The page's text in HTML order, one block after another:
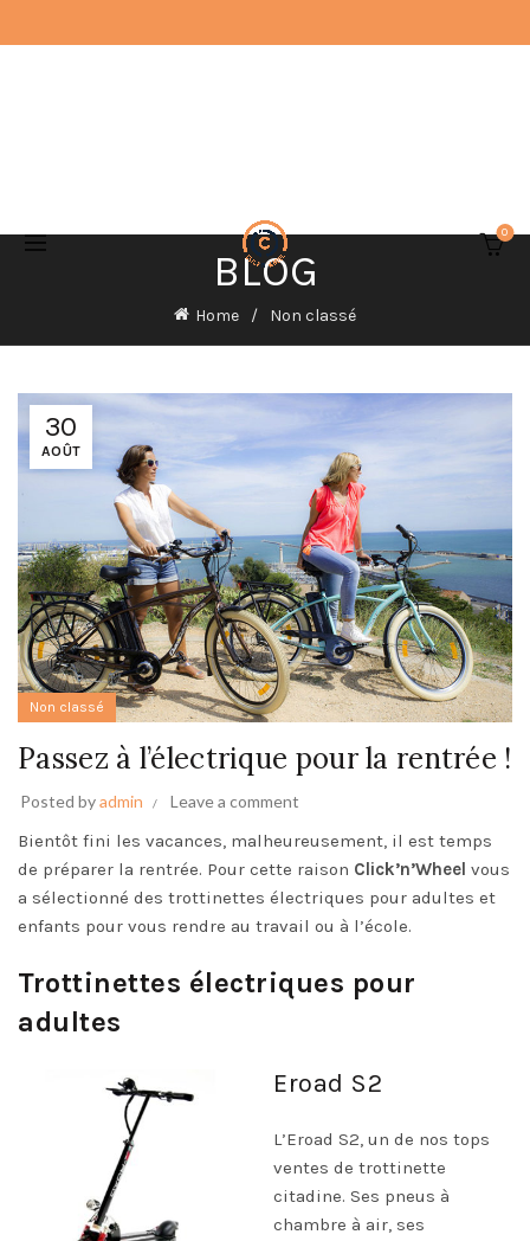
0
BLOG
Home Non classé
30
AOÛT
Non classé
Passez à l’électrique pour la rentrée !
Posted byadmin Leave a comment
Bientôt fini les vacances, malheureusement, il est temps
de préparer la rentrée. Pour cette raison Click’n’Wheel vous
a sélectionné des trottinettes électriques pour adultes et
enfants pour vous rendre au travail ou à l’école.
Trottinettes électriques pour
adultes
Eroad S2
L’Eroad S2, un de nos tops
ventes de trottinette
citadine. Ses pneus à
chambre à air, ses